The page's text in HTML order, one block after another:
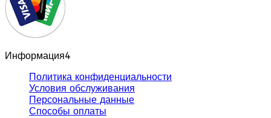
Информация4
Политика конфиденциальности
Условия обслуживания
Персональные данные
Способы оплаты